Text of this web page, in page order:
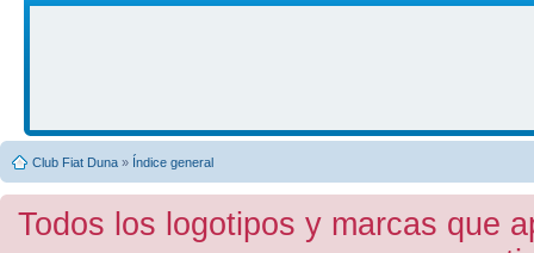
Club Fiat Duna » Índice general
Todos los logotipos y marcas que